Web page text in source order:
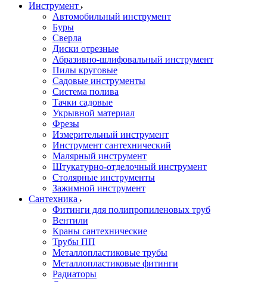
Инструмент
Автомобильный инструмент
Буры
Сверла
Диски отрезные
Абразивно-шлифовальный инструмент
Пилы круговые
Садовые инструменты
Система полива
Тачки садовые
Укрывной материал
Фрезы
Измерительный инструмент
Инструмент сантехнический
Малярный инструмент
Штукатурно-отделочный инструмент
Cтолярные инструменты
Зажимной инструмент
Сантехника
Фитинги для полипропиленовых труб
Вентили
Краны сантехнические
Трубы ПП
Металлопластиковые трубы
Металлопластиковые фитинги
Радиаторы